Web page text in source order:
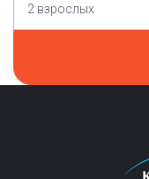
2 взрослых